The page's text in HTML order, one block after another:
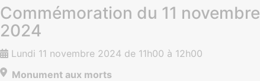
Commémoration du 11 novembre
2024
Lundi 11 novembre 2024 de 11h00 à 12h00
Monument aux morts